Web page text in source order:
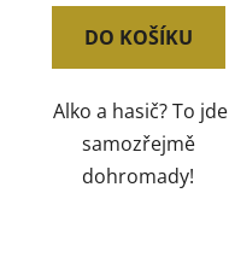
DO KOŠÍKU
Alko a hasič? To jde
samozřejmě
dohromady!